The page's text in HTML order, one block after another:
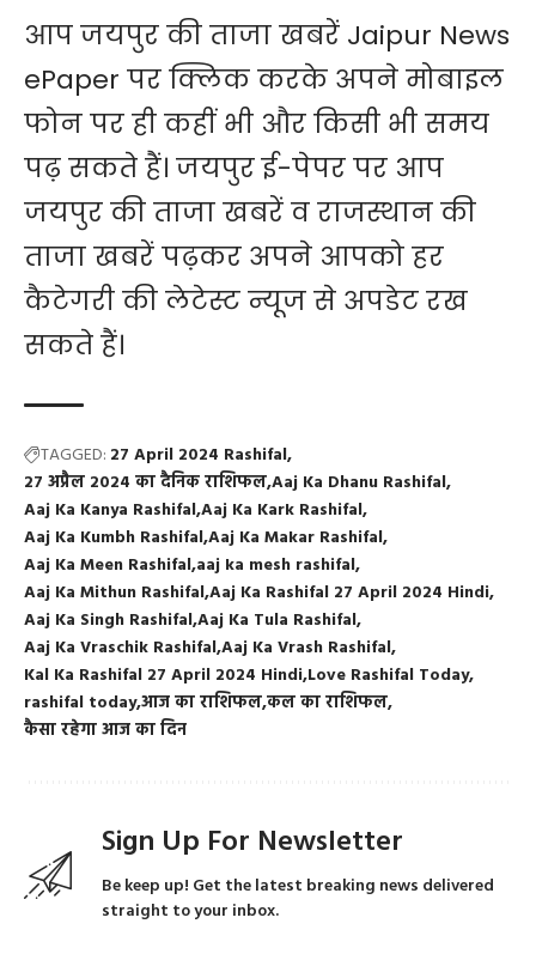
आप जयपुर की ताजा खबरें Jaipur News
ePaper पर क्लिक करके अपने मोबाइल
फोन पर ही कहीं भी और किसी भी समय
पढ़ सकते हैं। जयपुर ई-पेपर पर आप
जयपुर की ताजा खबरें व राजस्थान की
ताजा खबरें पढ़कर अपने आपको हर
कैटेगरी की लेटेस्ट न्यूज से अपडेट रख
सकते हैं।
TAGGED: 27 April 2024 Rashifal
27 अप्रैल 2024 का दैनिक राशिफलAaj Ka Dhanu Rashifal
Aaj Ka Kanya RashifalAaj Ka Kark Rashifal
Aaj Ka Kumbh RashifalAaj Ka Makar Rashifal
Aaj Ka Meen Rashifal aaj ka mesh rashifal
Aaj Ka Mithun RashifalAaj Ka Rashifal 27 April 2024 Hindi
Aaj Ka Singh RashifalAaj Ka Tula Rashifal
Aaj Ka Vraschik RashifalAaj Ka Vrash Rashifal
Kal Ka Rashifal 27 April 2024 Hindi Love Rashifal Today
rashifal todayआज का राशिफलकल का राशिफल
कैसा रहेगा आज का दिन
Sign Up For Newsletter
Be keep up! Get the latest breaking news delivered
straight to your inbox.